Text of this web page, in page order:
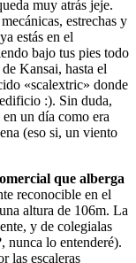
muy atrás jeje.
estrechas y
estás en el
bajo tus pies todo
Kansai, hasta el
«scalextric» donde
:). Sin duda,
un día como era
(eso si, un viento
que alberga
reconocible en el
altura de 106m. La
y de colegialas
nunca lo entenderé).
las escaleras